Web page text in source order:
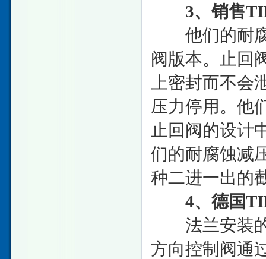
3、销售
他们的耐腐
阀版本。止回
上密封而不
压力停用。他
止回阀的设计
们的耐腐蚀减
种二进一出的
4、德国
法兰安装的
方向控制阀通